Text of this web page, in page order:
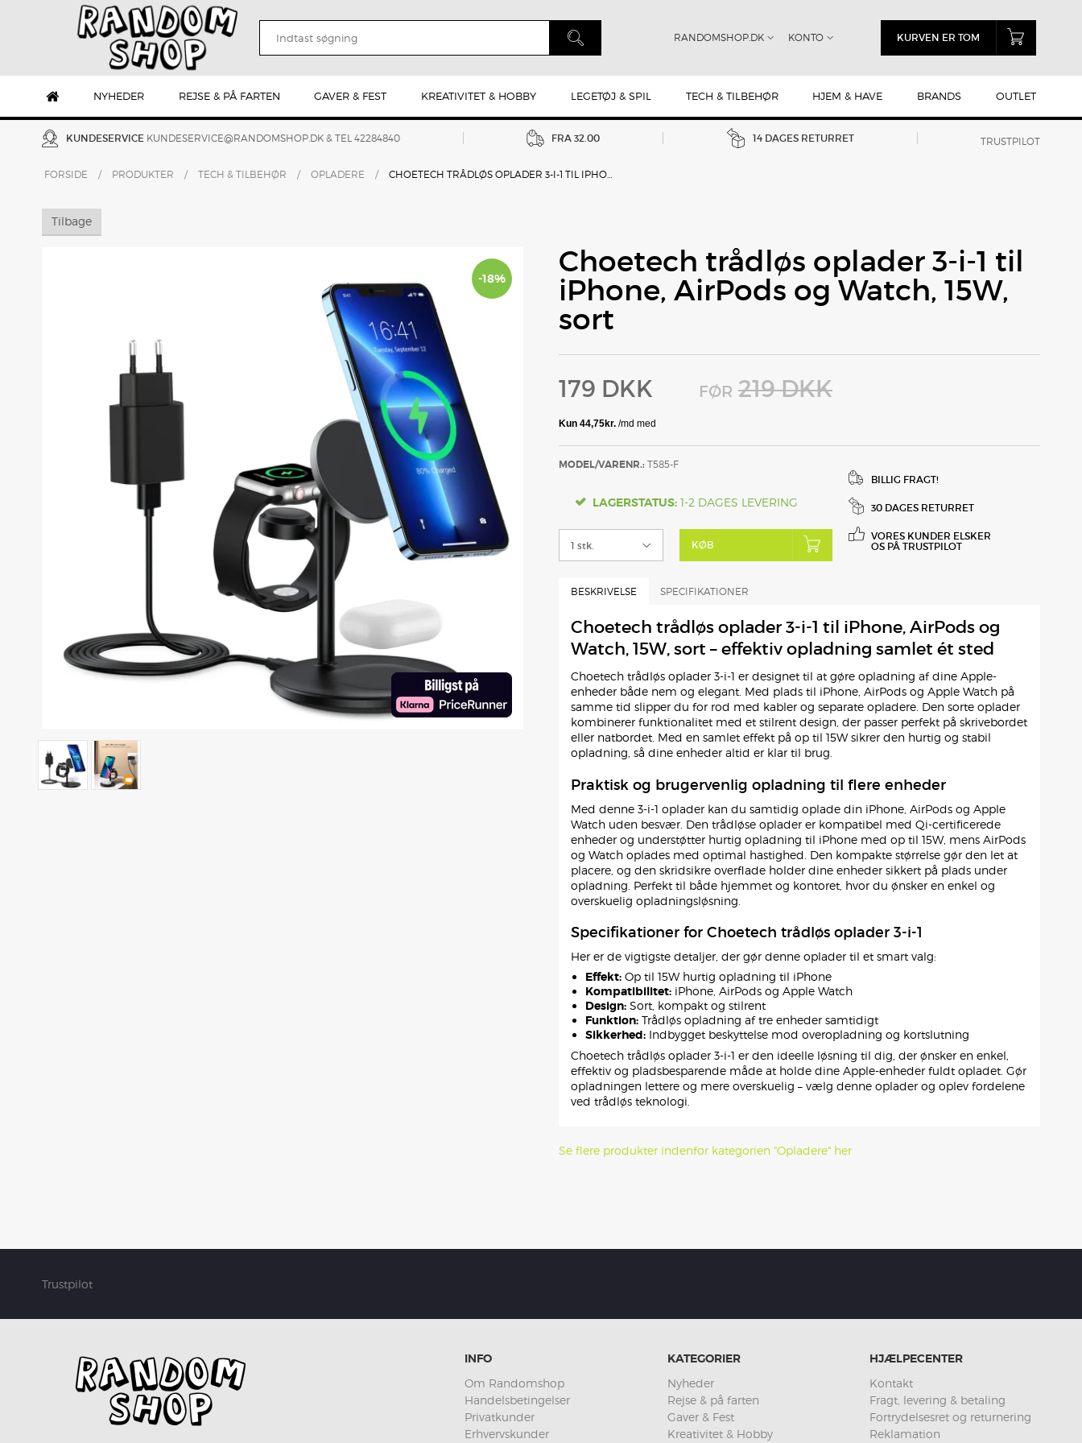
KURVEN ER TOM
NYHEDER REJSE & PÅ FARTEN GAVER & FEST KREATIVITET & HOBBY LEGETØJ & SPIL TECH & TILBEHØR HJEM & HAVE BRANDS OUTLET
RANDOMSHOP.DK KONTO
KUNDESERVICE KUNDESERVICE@RANDOMSHOP.DK & TEL 42284840 FRA 32.00 14 DAGES RETURRET TRUSTPILOT
FORSIDE / PRODUKTER / TECH & TILBEHØR / OPLADERE / CHOETECH TRÅDLØS OPLADER 3-I-1 TIL IPHONE, AIRPODS OG WATCH, 15W, SORT
Tilbage
-18%
Choetech trådløs oplader 3-i-1 til
iPhone, AirPods og Watch, 15W,
sort
179 DKK FØR 219 DKK
MODEL/VARENR.: T585-F
LAGERSTATUS: 1-2 DAGES LEVERING
KØB
BILLIG FRAGT!
30 DAGES RETURRET
VORES KUNDER ELSKER
OS PÅ TRUSTPILOT
BESKRIVELSE SPECIFIKATIONER
Choetech trådløs oplader 3-i-1 til iPhone, AirPods og
Watch, 15W, sort – effektiv opladning samlet ét sted
Choetech trådløs oplader 3-i-1 er designet til at gøre opladning af dine Apple-
enheder både nem og elegant. Med plads til iPhone, AirPods og Apple Watch på
samme tid slipper du for rod med kabler og separate opladere. Den sorte oplader
kombinerer funktionalitet med et stilrent design, der passer perfekt på skrivebordet
eller natbordet. Med en samlet effekt på op til 15W sikrer den hurtig og stabil
opladning, så dine enheder altid er klar til brug.
Praktisk og brugervenlig opladning til flere enheder
Med denne 3-i-1 oplader kan du samtidig oplade din iPhone, AirPods og Apple
Watch uden besvær. Den trådløse oplader er kompatibel med Qi-certificerede
enheder og understøtter hurtig opladning til iPhone med op til 15W, mens AirPods
og Watch oplades med optimal hastighed. Den kompakte størrelse gør den let at
placere, og den skridsikre overflade holder dine enheder sikkert på plads under
opladning. Perfekt til både hjemmet og kontoret, hvor du ønsker en enkel og
overskuelig opladningsløsning.
Specifikationer for Choetech trådløs oplader 3-i-1
Her er de vigtigste detaljer, der gør denne oplader til et smart valg:
Effekt:Op til 15W hurtig opladning til iPhone
Kompatibilitet:iPhone, AirPods og Apple Watch
Design:Sort, kompakt og stilrent
Funktion:Trådløs opladning af tre enheder samtidigt
Sikkerhed:Indbygget beskyttelse mod overopladning og kortslutning
Choetech trådløs oplader 3-i-1 er den ideelle løsning til dig, der ønsker en enkel,
effektiv og pladsbesparende måde at holde dine Apple-enheder fuldt opladet. Gør
opladningen lettere og mere overskuelig – vælg denne oplader og oplev fordelene
ved trådløs teknologi.
Se flere produkter indenfor kategorien "Opladere" her
Trustpilot
INFO
Om Randomshop
Handelsbetingelser
Privatkunder
Erhvervskunder
KATEGORIER
Nyheder
Rejse & på farten
Gaver & Fest
Kreativitet & Hobby
HJÆLPECENTER
Kontakt
Fragt, levering & betaling
Fortrydelsesret og returnering
Reklamation